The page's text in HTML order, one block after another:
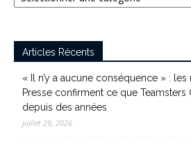
Articles Récents
« Il n’y a aucune conséquence » :
Presse confirment ce que Teamsters
depuis des années
juillet 29, 2026